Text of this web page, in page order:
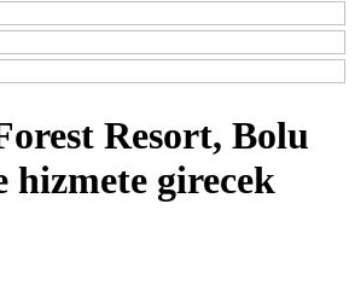
Resort, Bolu
hizmete girecek